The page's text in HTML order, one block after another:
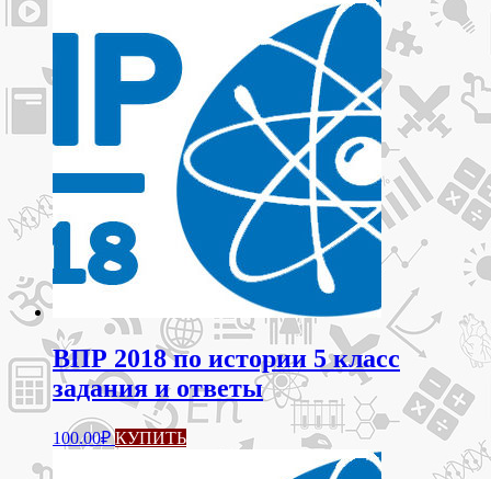
ВПР 2018 по истории 5 класс
задания и ответы
100.00₽ КУПИТЬ